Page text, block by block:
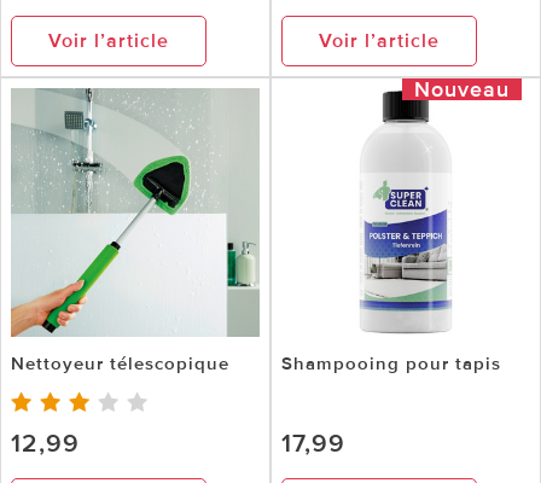
Voir l’article Voir l’article
Nettoyeur télescopique
12,99
Nouveau
Shampooing pour tapis
17,99